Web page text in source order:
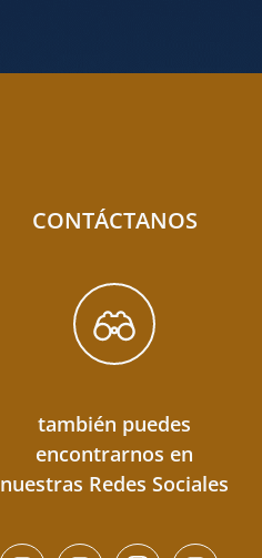
CONTÁCTANOS
también puedes
encontrarnos en
nuestras Redes Sociales